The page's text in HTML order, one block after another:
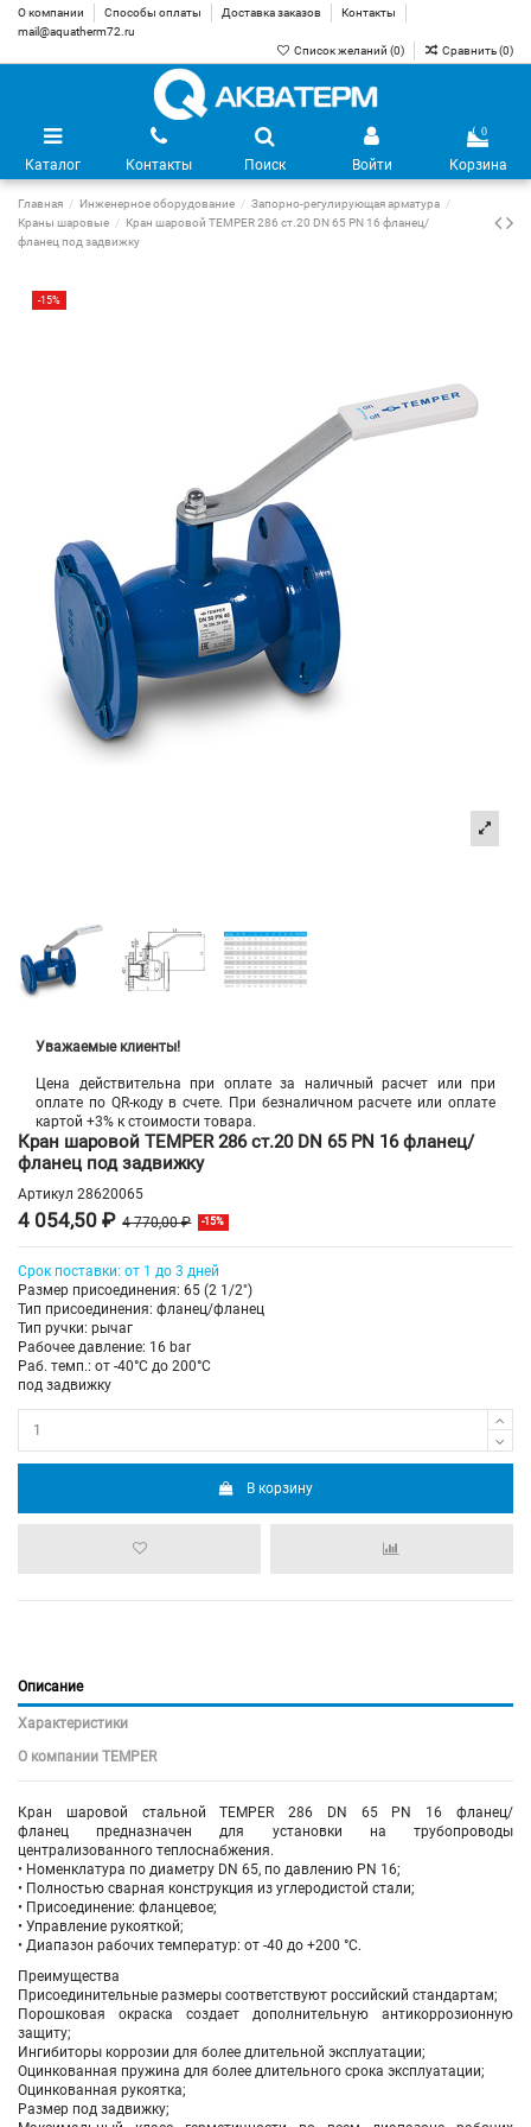
О компании Способы оплаты Доставка заказов
Контакты
mail@aquatherm72.ru
Список желаний (0) Сравнить (0)
Каталог Контакты Поиск Войти
0
Корзина
Главная Инженерное оборудование
Запорно-регулирующая арматура
Краны шаровые
Кран шаровой TEMPER 286 ст.20 DN 65 PN 16 фланец/
фланец под задвижку
-15%
Уважаемые клиенты!
Цена действительна при оплате за наличный расчет или при
оплате по QR-коду в счете. При безналичном расчете или оплате
картой +3% к стоимости товара.
Кран шаровой TEMPER 286 ст.20 DN 65 PN 16 фланец/
фланец под задвижку
Артикул 28620065
4 054,50 ₽ 4 770,00 ₽ -15%
Срок поставки: от 1 до 3 дней
Размер присоединения: 65 (2 1/2")
Тип присоединения: фланец/фланец
Тип ручки: рычаг
Рабочее давление: 16 bar
Раб. темп.: от -40°C до 200°C
под задвижку
В корзину
Описание
Характеристики
О компании TEMPER
Кран шаровой стальной TEMPER 286 DN 65 PN 16 фланец/
фланец предназначен для установки на трубопроводы
централизованного теплоснабжения.
• Номенклатура по диаметру DN 65, по давлению PN 16;
• Полностью сварная конструкция из углеродистой стали;
• Присоединение: фланцевое;
• Управление рукояткой;
• Диапазон рабочих температур: от -40 до +200 °С.
Преимущества
Присоединительные размеры соответствуют российский стандартам;
Порошковая окраска создает дополнительную антикоррозионную
защиту;
Ингибиторы коррозии для более длительной эксплуатации;
Оцинкованная пружина для более длительного срока эксплуатации;
Оцинкованная рукоятка;
Размер под задвижку;